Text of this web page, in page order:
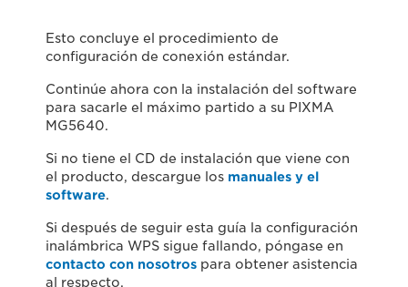
Esto concluye el procedimiento de
configuración de conexión estándar.
Continúe ahora con la instalación del software
para sacarle el máximo partido a su PIXMA
MG5640.
Si no tiene el CD de instalación que viene con
el producto, descargue los manuales y el
software.
Si después de seguir esta guía la configuración
inalámbrica WPS sigue fallando, póngase en
contacto con nosotros para obtener asistencia
al respecto.